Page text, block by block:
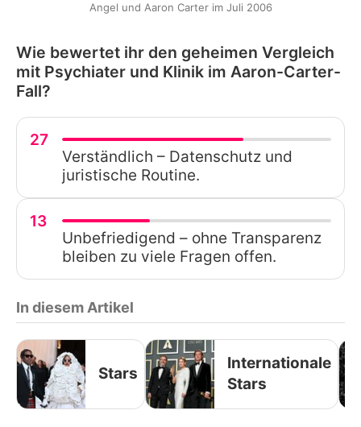
Angel und Aaron Carter im Juli 2006
Wie bewertet ihr den geheimen Vergleich
mit Psychiater und Klinik im Aaron-Carter-
Fall?
27
Verständlich – Datenschutz und
juristische Routine.
13
Unbefriedigend – ohne Transparenz
bleiben zu viele Fragen offen.
In diesem Artikel
Stars
Internationale
Stars